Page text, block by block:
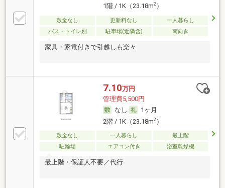
1階 / 1K（23.18m2）
敷金なし 更新料なし
一人暮らし
バス・トイレ別
駐車場(近隣含) 南向き
家具・家電付きで引越しも楽々
7.10万円
管理費5,500円
なし
1ヶ月
2階 / 1K（23.18m2）
敷金なし 一人暮らし
最上階
駐輪場
エアコン付き 浴室乾燥機
最上階・保証人不要／代行